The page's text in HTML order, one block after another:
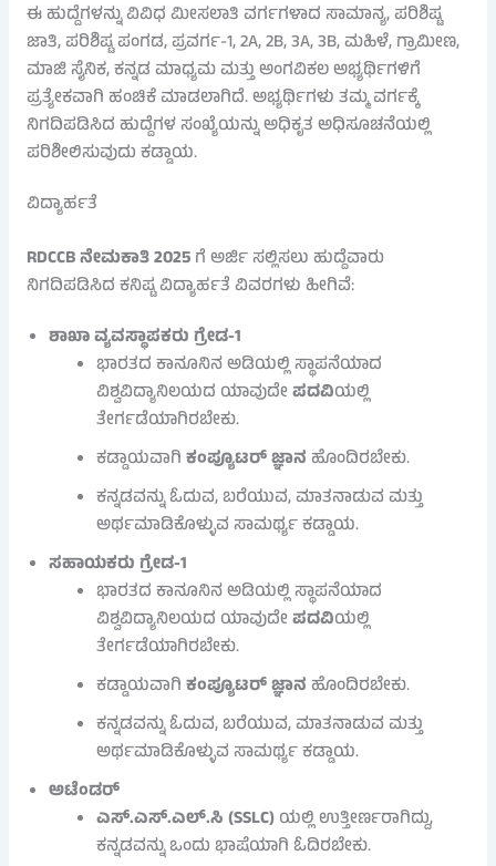
ಈ ಹುದ್ದೆಗಳನ್ನು ವಿವಿಧ ಮೀಸಲಾತಿ ವರ್ಗಗಳಾದ ಸಾಮಾನ್ಯ, ಪರಿಶಿಷ್ಟ
ಜಾತಿ, ಪರಿಶಿಷ್ಟ ಪಂಗಡ, ಪ್ರವರ್ಗ-1, 2A, 2B, 3A, 3B, ಮಹಿಳೆ, ಗ್ರಾಮೀಣ,
ಮಾಜಿ ಸೈನಿಕ, ಕನ್ನಡ ಮಾಧ್ಯಮ ಮತ್ತು ಅಂಗವಿಕಲ ಅಭ್ಯರ್ಥಿಗಳಿಗೆ
ಪ್ರತ್ಯೇಕವಾಗಿ ಹಂಚಿಕೆ ಮಾಡಲಾಗಿದೆ. ಅಭ್ಯರ್ಥಿಗಳು ತಮ್ಮ ವರ್ಗಕ್ಕೆ
ನಿಗದಿಪಡಿಸಿದ ಹುದ್ದೆಗಳ ಸಂಖ್ಯೆಯನ್ನು ಅಧಿಕೃತ ಅಧಿಸೂಚನೆಯಲ್ಲಿ
ಪರಿಶೀಲಿಸುವುದು ಕಡ್ಡಾಯ.
ವಿದ್ಯಾರ್ಹತೆ
RDCCB ನೇಮಕಾತಿ 2025ಗೆ ಅರ್ಜಿ ಸಲ್ಲಿಸಲು ಹುದ್ದೆವಾರು
ನಿಗದಿಪಡಿಸಿದ ಕನಿಷ್ಟ ವಿದ್ಯಾರ್ಹತೆ ವಿವರಗಳು ಹೀಗಿವೆ:
ಶಾಖಾ ವ್ಯವಸ್ಥಾಪಕರು ಗ್ರೇಡ-1
ಭಾರತದ ಕಾನೂನಿನ ಅಡಿಯಲ್ಲಿ ಸ್ಥಾಪನೆಯಾದ
ವಿಶ್ವವಿದ್ಯಾನಿಲಯದ ಯಾವುದೇಪದವಿಯಲ್ಲಿ
ತೇರ್ಗಡೆಯಾಗಿರಬೇಕು.
ಕಡ್ಡಾಯವಾಗಿಕಂಪ್ಯೂಟರ್ ಜ್ಞಾನಹೊಂದಿರಬೇಕು.
ಕನ್ನಡವನ್ನು ಓದುವ, ಬರೆಯುವ, ಮಾತನಾಡುವ ಮತ್ತು
ಅರ್ಥಮಾಡಿಕೊಳ್ಳುವ ಸಾಮರ್ಥ್ಯ ಕಡ್ಡಾಯ.
ಸಹಾಯಕರು ಗ್ರೇಡ-1
ಭಾರತದ ಕಾನೂನಿನ ಅಡಿಯಲ್ಲಿ ಸ್ಥಾಪನೆಯಾದ
ವಿಶ್ವವಿದ್ಯಾನಿಲಯದ ಯಾವುದೇಪದವಿಯಲ್ಲಿ
ತೇರ್ಗಡೆಯಾಗಿರಬೇಕು.
ಕಡ್ಡಾಯವಾಗಿಕಂಪ್ಯೂಟರ್ ಜ್ಞಾನಹೊಂದಿರಬೇಕು.
ಕನ್ನಡವನ್ನು ಓದುವ, ಬರೆಯುವ, ಮಾತನಾಡುವ ಮತ್ತು
ಅರ್ಥಮಾಡಿಕೊಳ್ಳುವ ಸಾಮರ್ಥ್ಯ ಕಡ್ಡಾಯ.
ಅಟೆಂಡರ್
ಎಸ್.ಎಸ್.ಎಲ್.ಸಿ (SSLC)ಯಲ್ಲಿ ಉತ್ತೀರ್ಣರಾಗಿದ್ದು,
ಕನ್ನಡವನ್ನು ಒಂದು ಭಾಷೆಯಾಗಿ ಓದಿರಬೇಕು.